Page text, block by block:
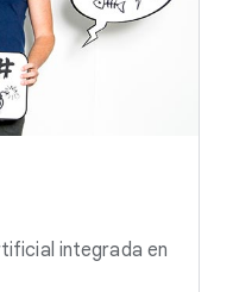
integrada en